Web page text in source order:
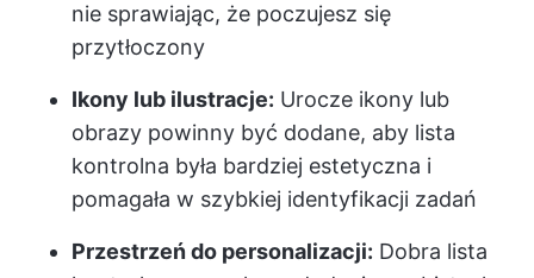
nie sprawiając, że poczujesz się
przytłoczony
Ikony lub ilustracje: Urocze ikony lub
obrazy powinny być dodane, aby lista
kontrolna była bardziej estetyczna i
pomagała w szybkiej identyfikacji zadań
Przestrzeń do personalizacji: Dobra lista